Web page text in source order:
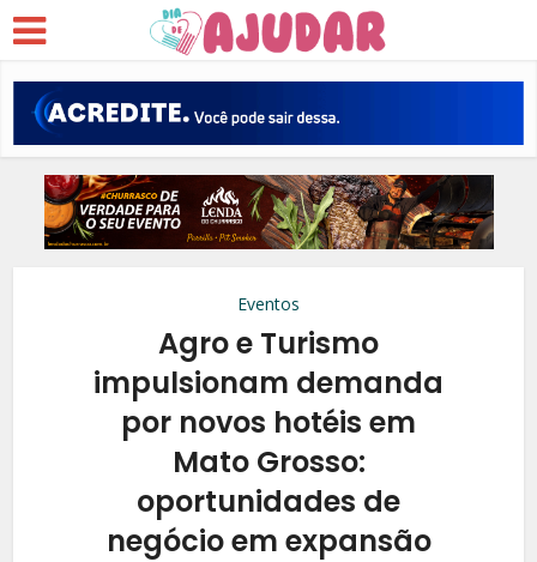
Eventos
Agro e Turismo
impulsionam demanda
por novos hotéis em
Mato Grosso:
oportunidades de
negócio em expansão